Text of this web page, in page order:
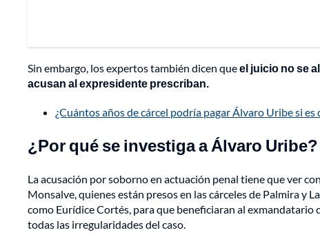
Sin embargo, los expertos también dicen queel juicio no se
acusan al expresidente prescriban.
¿Cuántos años de cárcel podría pagar Álvaro Uribe si es
¿Por qué se investiga a Álvaro Uribe?
La acusación por soborno en actuación penal tiene que ver
Monsalve, quienes están presos en las cárceles de Palmira y
como Eurídice Cortés, para que beneficiaran al
todas las irregularidades del caso.